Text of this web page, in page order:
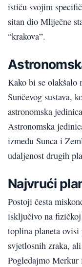
ističu svojim
sitan dio Mliječne
“krakova”.
Astr
Kako bi se olakšalo
Sunčevog sustava,
astronomska
Astronomska
između Sunca i
udaljenost drugih
Najvrući
Postoji česta
isključivo na
toplina planeta ovisi
svjetlosnih zraka,
Pogledajmo Merkur